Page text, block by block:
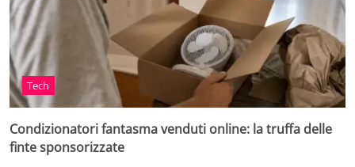
Tech
Condizionatori fantasma venduti online: la truffa delle
finte sponsorizzate